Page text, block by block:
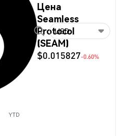
Цена
Seamless
Protocol
(SEAM)
$0.015827-0.60%
USD
YTD